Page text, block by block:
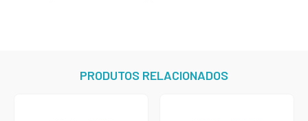
PRODUTOS RELACIONADOS